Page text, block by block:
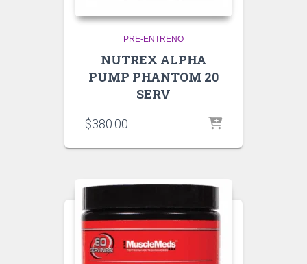
PRE-ENTRENO
NUTREX ALPHA
PUMP PHANTOM 20
SERV
$380.00